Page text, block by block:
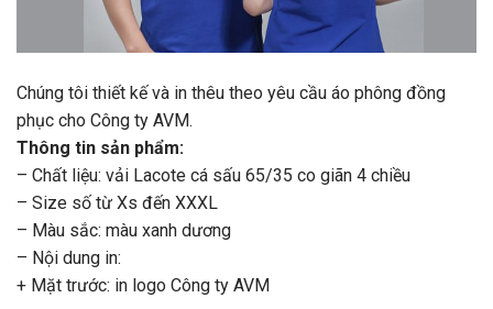
Chúng tôi thiết kế và in thêu theo yêu cầu áo phông đồng
phục cho Công ty AVM.
Thông tin sản phẩm:
– Chất liệu: vải Lacote cá sấu 65/35 co giãn 4 chiều
– Size số từ Xs đến XXXL
– Màu sắc: màu xanh dương
– Nội dung in:
+ Mặt trước: in logo Công ty AVM